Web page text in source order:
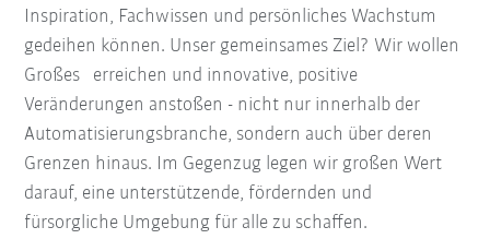
Inspiration, Fachwissen und persönliches Wachstum
gedeihen können. Unser gemeinsames Ziel? Wir wollen
Großes erreichen und innovative, positive
Veränderungen anstoßen - nicht nur innerhalb der
Automatisierungsbranche, sondern auch über deren
Grenzen hinaus. Im Gegenzug legen wir großen Wert
darauf, eine unterstützende, fördernden und
fürsorgliche Umgebung für alle zu schaffen.